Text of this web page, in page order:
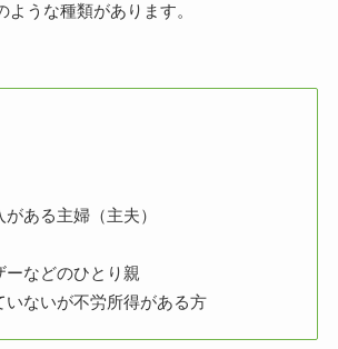
ような種類があります。
ある主婦（主夫）
ーなどのひとり親
いないが不労所得がある方